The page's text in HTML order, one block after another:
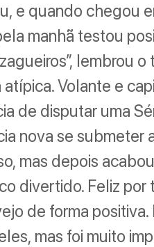
e quando chegou
manhã testou
lembrou
Volante e
de disputar uma
nova se submeter
mas depois
divertido. Feliz
de forma
mas foi muito